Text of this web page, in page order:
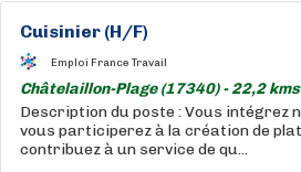
Cuisinier (H/F)
Emploi France Travail
Châtelaillon-Plage (17340) - 22,2
Description du poste : Vous intégrez
vous participerez à la création de
contribuez à un service de qu...